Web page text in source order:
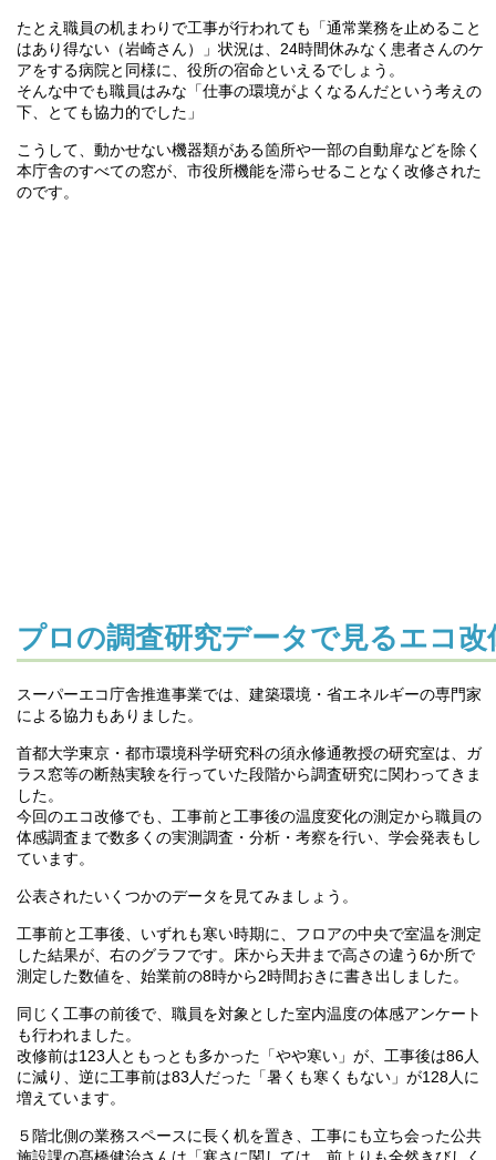
たとえ職員の机まわりで工事が行われても「通常業務を止めること
はあり得ない（岩崎さん）」状況は、24時間休みなく患者さんのケ
アをする病院と同様に、役所の宿命といえるでしょう。
そんな中でも職員はみな「仕事の環境がよくなるんだという考えの
下、とても協力的でした」
こうして、動かせない機器類がある箇所や一部の自動扉などを除く
本庁舎のすべての窓が、市役所機能を滞らせることなく改修された
のです。
プロの調査研究データで見るエコ改
スーパーエコ庁舎推進事業では、建築環境・省エネルギーの専門家
による協力もありました。
首都大学東京・都市環境科学研究科の須永修通教授の研究室は、ガ
ラス窓等の断熱実験を行っていた段階から調査研究に関わってきま
した。
今回のエコ改修でも、工事前と工事後の温度変化の測定から職員の
体感調査まで数多くの実測調査・分析・考察を行い、学会発表もし
ています。
公表されたいくつかのデータを見てみましょう。
工事前と工事後、いずれも寒い時期に、フロアの中央で室温を測定
した結果が、右のグラフです。床から天井まで高さの違う6か所で
測定した数値を、始業前の8時から2時間おきに書き出しました。
同じく工事の前後で、職員を対象とした室内温度の体感アンケート
も行われました。
改修前は123人ともっとも多かった「やや寒い」が、工事後は86人
に減り、逆に工事前は83人だった「暑くも寒くもない」が128人に
増えています。
５階北側の業務スペースに長く机を置き、工事にも立ち会った公共